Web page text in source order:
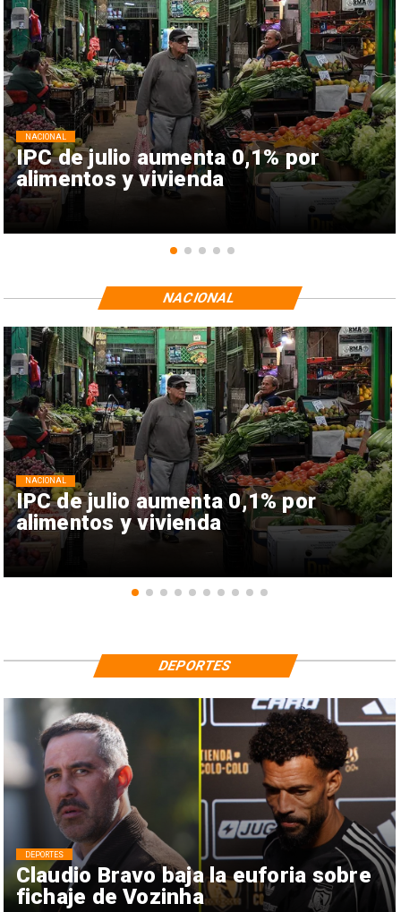
IPC de julio aumenta 0,1% por
alimentos y vivienda
NACIONAL
IPC de julio aumenta 0,1% por
alimentos y vivienda
NACIONAL
NACIONAL
Claudio Bravo baja la euforia sobre
fichaje de Vozinha
DEPORTES
DEPORTES